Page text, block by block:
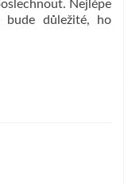
Nejlépe
bude důležité, ho